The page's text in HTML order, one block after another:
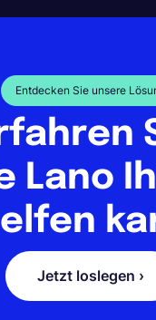
Entdecken Sie unsere
Lano
Jetzt loslegen ›